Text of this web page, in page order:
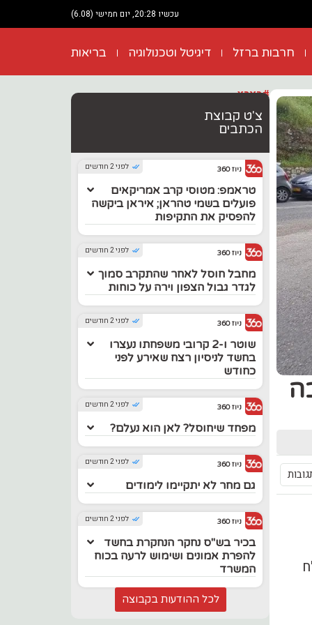
עכשיו 20:28, יום חמישי (6.08)
חרבות ברזל דיגיטל וטכנולוגיה בריאות
#בארץ
צ'ט קבוצת
הכתבים
לפני 2 חודשים ניוז 360
טראמפ: מטוסי קרב אמריקאים
פועלים בשמי טהראן; איראן ביקשה
להפסיק את התקיפות
לפני 2 חודשים ניוז 360
מחבל חוסל לאחר שהתקרב סמוך
לגדר גבול הצפון וירה על כוחות
לפני 2 חודשים ניוז 360
שוטר ו-2 קרובי משפחתו נעצרו
בחשד לניסיון רצח שאירע לפני
כחודש
לפני 2 חודשים ניוז 360
מפחד שיחוסל? לאן הוא נעלם?
לפני 2 חודשים ניוז 360
גם מחר לא יתקיימו לימודים
לפני 2 חודשים ניוז 360
בכיר בש"ס נחקר הנחקרת בחשד
להפרת אמונים ושימוש לרעה בכוח
המשרד
לכל ההודעות בקבוצה